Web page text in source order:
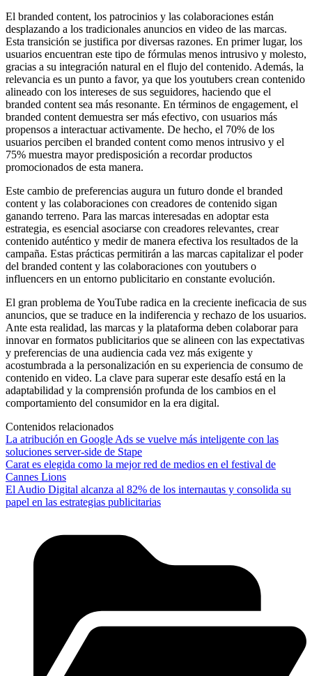
El branded content, los patrocinios y las colaboraciones están
desplazando a los tradicionales anuncios en video de las marcas.
Esta transición se justifica por diversas razones. En primer lugar, los
usuarios encuentran este tipo de fórmulas menos intrusivo y molesto,
gracias a su integración natural en el flujo del contenido. Además, la
relevancia es un punto a favor, ya que los youtubers crean contenido
alineado con los intereses de sus seguidores, haciendo que el
branded content sea más resonante. En términos de engagement, el
branded content demuestra ser más efectivo, con usuarios más
propensos a interactuar activamente. De hecho, el 70% de los
usuarios perciben el branded content como menos intrusivo y el
75% muestra mayor predisposición a recordar productos
promocionados de esta manera.
Este cambio de preferencias augura un futuro donde el branded
content y las colaboraciones con creadores de contenido sigan
ganando terreno. Para las marcas interesadas en adoptar esta
estrategia, es esencial asociarse con creadores relevantes, crear
contenido auténtico y medir de manera efectiva los resultados de la
campaña. Estas prácticas permitirán a las marcas capitalizar el poder
del branded content y las colaboraciones con youtubers o
influencers en un entorno publicitario en constante evolución.
El gran problema de YouTube radica en la creciente ineficacia de sus
anuncios, que se traduce en la indiferencia y rechazo de los usuarios.
Ante esta realidad, las marcas y la plataforma deben colaborar para
innovar en formatos publicitarios que se alineen con las expectativas
y preferencias de una audiencia cada vez más exigente y
acostumbrada a la personalización en su experiencia de consumo de
contenido en video. La clave para superar este desafío está en la
adaptabilidad y la comprensión profunda de los cambios en el
comportamiento del consumidor en la era digital.
Contenidos relacionados
La atribución en Google Ads se vuelve más inteligente con las
soluciones server-side de Stape
Carat es elegida como la mejor red de medios en el festival de
Cannes Lions
El Audio Digital alcanza al 82% de los internautas y consolida su
papel en las estrategias publicitarias